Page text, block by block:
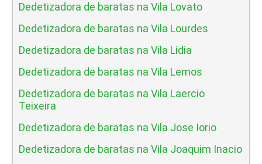
Dedetizadora de baratas na Vila Lovato
Dedetizadora de baratas na Vila Lourdes
Dedetizadora de baratas na Vila Lidia
Dedetizadora de baratas na Vila Lemos
Dedetizadora de baratas na Vila Laercio
Teixeira
Dedetizadora de baratas na Vila Jose Iorio
Dedetizadora de baratas na Vila Joaquim Inacio